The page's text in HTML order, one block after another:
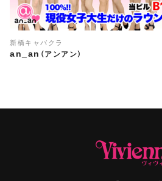
新橋キャバクラ
an_an （アンアン）